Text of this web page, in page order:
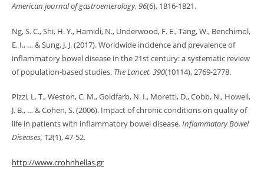
American journal of gastroenterology,96(6), 1816-1821.
Ng, S. C., Shi, H. Y., Hamidi, N., Underwood, F. E., Tang, W., Benchimol,
E. I., … & Sung, J. J. (2017). Worldwide incidence and prevalence of
inflammatory bowel disease in the 21st century: a systematic review
of population-based studies. The Lancet,390(10114), 2769-2778.
Pizzi, L. T., Weston, C. M., Goldfarb, N. I., Moretti, D., Cobb, N., Howell,
J. B., … & Cohen, S. (2006). Impact of chronic conditions on quality of
life in patients with inflammatory bowel disease. Inflammatory Bowel
Diseases, 12(1), 47-52.
http://www.crohnhellas.gr